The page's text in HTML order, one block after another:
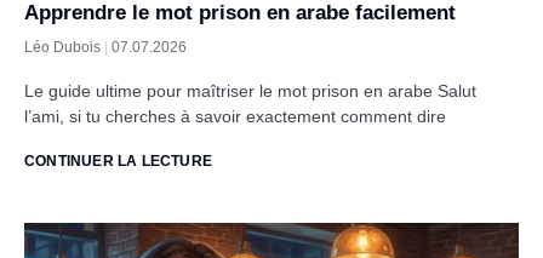
Apprendre le mot prison en arabe facilement
Léo Dubois 07.07.2026
Le guide ultime pour maîtriser le mot prison en arabe Salut
l’ami, si tu cherches à savoir exactement comment dire
CONTINUER LA LECTURE